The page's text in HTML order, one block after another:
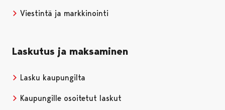
Viestintä ja markkinointi
Laskutus ja maksaminen
Lasku kaupungilta
Kaupungille osoitetut laskut